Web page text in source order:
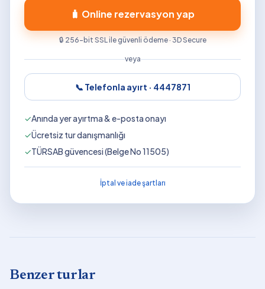
🧳 Online rezervasyon yap
🔒 256-bit SSL ile güvenli ödeme · 3D Secure
veya
📞 Telefonla ayırt · 4447871
✓Anında yer ayırtma & e-posta onayı
✓Ücretsiz tur danışmanlığı
✓TÜRSAB güvencesi (Belge No 11505)
İptal ve iade şartları
Benzer turlar